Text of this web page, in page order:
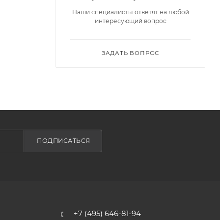
Наши специалисты ответят на любой
интересующий вопрос
ЗАДАТЬ ВОПРОС
ПОДПИСАТЬСЯ
+7 (495) 646-81-94